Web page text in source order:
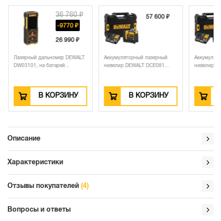
36 760 ₽
-9770 ₽
26 990 ₽
Лазерный дальномер DEWALT
DW03101, на батарей...
В КОРЗИНУ
57 600 ₽
Аккумуляторный лазерный
нивелир DEWALT DCE081...
В КОРЗИНУ
нивелир
Описание
Характеристики
Отзывы покупателей (4)
Вопросы и ответы